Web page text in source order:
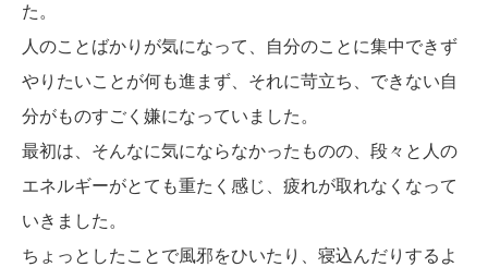
た。
人のことばかりが気になって、自分のことに集中できず
やりたいことが何も進まず、それに苛立ち、できない自
分がものすごく嫌になっていました。
最初は、そんなに気にならなかったものの、段々と人の
エネルギーがとても重たく感じ、疲れが取れなくなって
いきました。
ちょっとしたことで風邪をひいたり、寝込んだりするよ